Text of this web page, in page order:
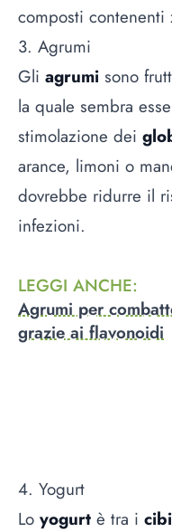
composti contenenti
3. Agrumi
Gli agrumi sono
la quale sembra
stimolazione dei
arance, limoni o
dovrebbe ridurre il
infezioni.
LEGGI ANCHE:
Agrumi per
grazie ai flavonoidi
4. Yogurt
Lo yogurt è tra i